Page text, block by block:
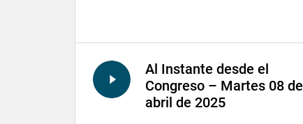
Al Instante desde el
Congreso – Martes 08 de
abril de 2025